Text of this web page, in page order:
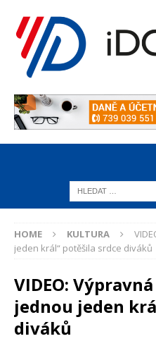
HOME KULTURA
jeden král“ potěšila srdce diváků
VIDEO:
jednou jeden
diváků